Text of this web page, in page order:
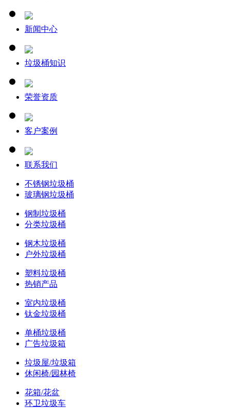
新闻中心
垃圾桶知识
荣誉资质
客户案例
联系我们
不锈钢垃圾桶
玻璃钢垃圾桶
钢制垃圾桶
分类垃圾桶
钢木垃圾桶
户外垃圾桶
塑料垃圾桶
热销产品
室内垃圾桶
钛金垃圾桶
单桶垃圾桶
广告垃圾箱
垃圾屋/垃圾箱
休闲椅/园林椅
花箱/花盆
环卫垃圾车